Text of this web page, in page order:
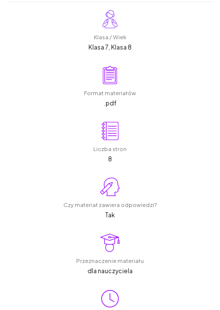
Klasa / Wiek
Klasa 7, Klasa 8
Format materiałów
.pdf
Liczba stron
8
Czy materiał zawiera odpowiedzi?
Tak
Przeznaczenie materiału
dla nauczyciela